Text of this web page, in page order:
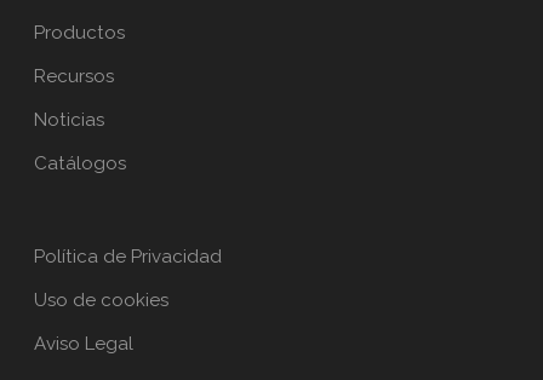
Productos
Recursos
Noticias
Catálogos
Política de Privacidad
Uso de cookies
Aviso Legal